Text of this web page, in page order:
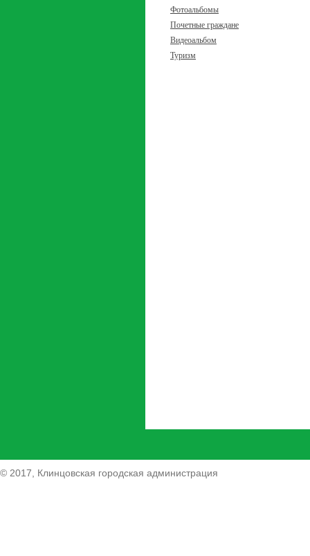
Фотоальбомы
Почетные граждане
Видеоальбом
Туризм
© 2017, Клинцовская городская администрация